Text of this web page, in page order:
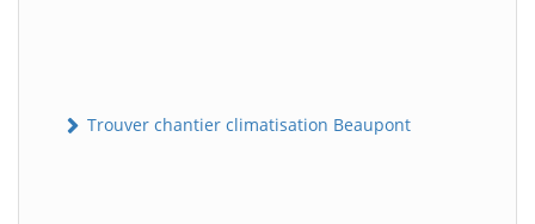
Trouver chantier climatisation Beaupont